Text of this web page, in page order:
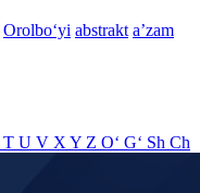
Orolbo‘yi abstrakt aʼzam
T U V X Y Z O‘ G‘ Sh Ch